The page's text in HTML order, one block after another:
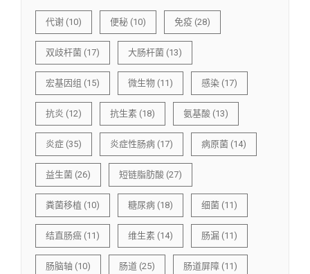
代谢 (10) 便秘 (10) 免疫 (28)
双歧杆菌 (17) 大肠杆菌 (13)
宏基因组 (15) 微生物 (11) 感染 (17)
抗炎 (12) 抗生素 (18) 氨基酸 (13)
炎症 (35) 炎症性肠病 (17) 病原菌 (14)
益生菌 (26) 短链脂肪酸 (27)
粪菌移植 (10) 糖尿病 (18) 细菌 (11)
结直肠癌 (11) 维生素 (14) 肠漏 (11)
肠脑轴 (10) 肠道 (25) 肠道屏障 (11)